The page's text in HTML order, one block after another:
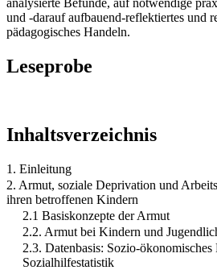
und -darauf aufbauend-reflektiertes und
pädagogisches Handeln.
Leseprobe
Inhaltsverzeichnis
1. Einleitung
2. Armut, soziale Deprivation und
ihren betroffenen Kindern
2.1 Basiskonzepte der Armut
2.2. Armut bei Kindern und
2.3. Datenbasis: Sozio-
Sozialhilfestatistik